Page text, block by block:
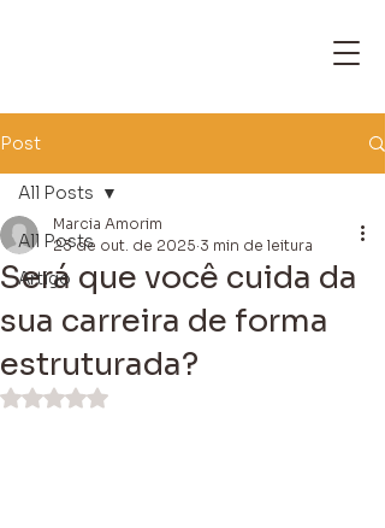
Post
All Posts
Artigo
All Posts
Será que você cuida da
sua carreira de forma
estruturada?
Marcia Amorim
23 de out. de 2025 3 min de leitura
Avaliado com NaN de 5 estrelas.